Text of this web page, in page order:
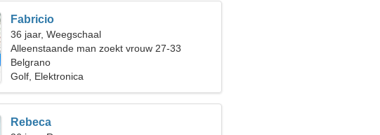
Fabricio
36 jaar, Weegschaal
Alleenstaande man zoekt vrouw 27-33
Belgrano
Golf, Elektronica
Rebeca